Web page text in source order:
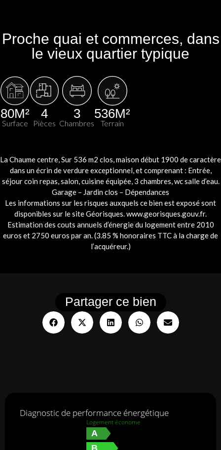
Proche quai et commerces, dans
le vieux quartier typique
80M²
Surface
4
Pièces
3
Chambres
536M²
Terrain
La Chaume centre, Sur 536 m2 clos, maison début 1900 de caractère
dans un écrin de verdure exceptionnel, et comprenant : Entrée,
séjour coin repas, salon, cuisine équipée, 3 chambres, wc salle d’eau.
Garage – Jardin clos – Dépendances
Les informations sur les risques auxquels ce bien est exposé sont
disponibles sur le site Géorisques. www.georisques.gouv.fr.
Estimation des couts annuels d’énergie du logement entre 2010
euros et 2750 euros par an. (3.85 % honoraires TTC à la charge de
l’acquéreur.)
Partager ce bien
Diagnostic de performance énergétique
Logement économe
A